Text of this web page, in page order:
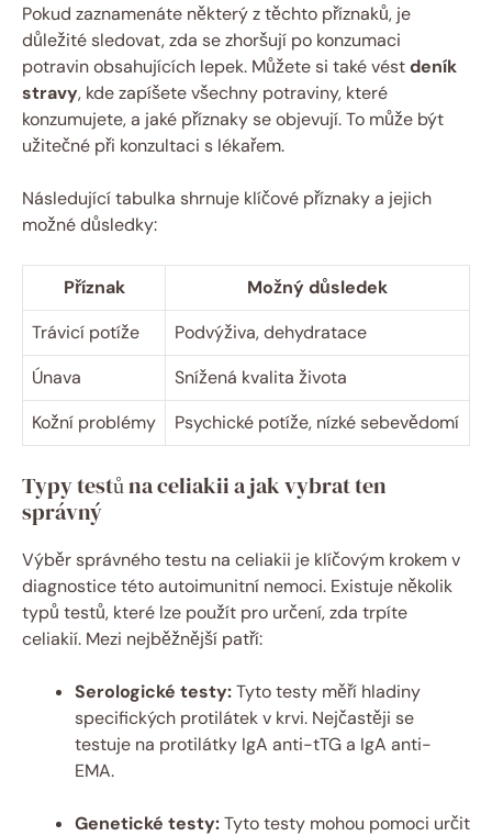
Pokud zaznamenáte některý z těchto příznaků, je
důležité sledovat, zda se zhoršují po konzumaci
potravin obsahujících lepek. Můžete si také véstdeník
stravy, kde zapíšete všechny potraviny, které
konzumujete, a jaké příznaky se objevují. To může být
užitečné při konzultaci s lékařem.
Následující tabulka shrnuje klíčové příznaky a jejich
možné důsledky:
Příznak
Možný důsledek
Trávicí potíže
Podvýživa, dehydratace
Únava
Snížená kvalita života
Kožní problémy
Psychické potíže, nízké sebevědomí
Typy testů na celiakii a jak vybrat ten
správný
Výběr správného testu na celiakii je klíčovým krokem v
diagnostice této autoimunitní nemoci. Existuje několik
typů testů, které lze použít pro určení, zda trpíte
celiakií. Mezi nejběžnější patří:
Serologické testy:Tyto testy měří hladiny
specifických protilátek v krvi. Nejčastěji se
testuje na protilátky IgA anti-tTG a IgA anti-
EMA.
Genetické testy:Tyto testy mohou pomoci určit